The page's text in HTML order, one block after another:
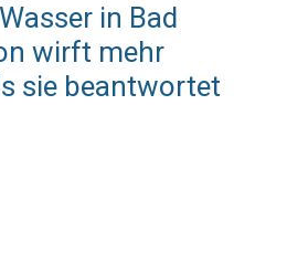
in Bad
wirft mehr
sie beantwortet